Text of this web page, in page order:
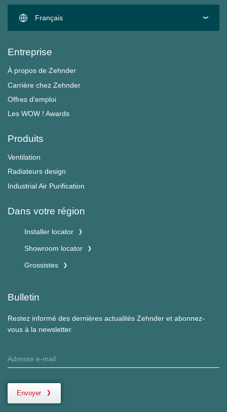
Français
Entreprise
À propos de Zehnder
Carrière chez Zehnder
Offres d'emploi
Les WOW ! Awards
Produits
Ventilation
Radiateurs design
Industrial Air Purification
Dans votre région
Installer locator
Showroom locator
Grossistes
Bulletin
Restez informé des dernières actualités Zehnder et abonnez-
vous à la newsletter.
Envoyer